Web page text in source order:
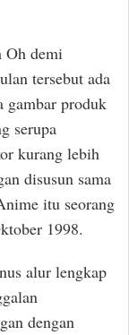
Oh demi
tersebut ada
gambar produk
serupa
kurang lebih
disusun sama
itu seorang
1998.
alur lengkap
dengan